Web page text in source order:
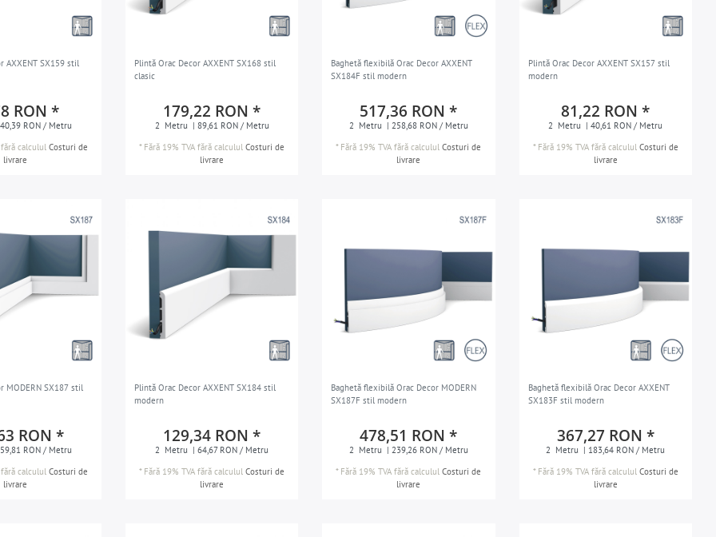
AXXENT SX159 stil
RON *
RON / Metru
calculul Costuri de
livrare
Plintă Orac Decor AXXENT SX168 stil
clasic
179,22 RON *
2 Metru | 89,61 RON / Metru
* Fără 19% TVA fără calcululCosturi de
livrare
Baghetă flexibilă Orac Decor AXXENT
SX184F stil modern
517,36 RON *
2 Metru | 258,68 RON / Metru
* Fără 19% TVA fără calcululCosturi de
livrare
Plintă Orac Decor AXXENT SX157 stil
modern
81,22 RON *
2 Metru | 40,61 RON / Metru
* Fără 19% TVAfără calculul Costuri de
livrare
MODERN SX187 stil
RON *
RON / Metru
calculul Costuri de
livrare
Plintă Orac Decor AXXENT SX184 stil
modern
129,34 RON *
2 Metru | 64,67 RON / Metru
* Fără 19% TVA fără calcululCosturi de
livrare
Baghetă flexibilă Orac Decor MODERN
SX187F stil modern
478,51 RON *
2 Metru | 239,26 RON / Metru
* Fără 19% TVA fără calcululCosturi de
livrare
Baghetă flexibilă Orac Decor AXXENT
SX183F stil modern
367,27 RON *
2 Metru | 183,64 RON / Metru
* Fără 19% TVAfără calculul Costuri de
livrare